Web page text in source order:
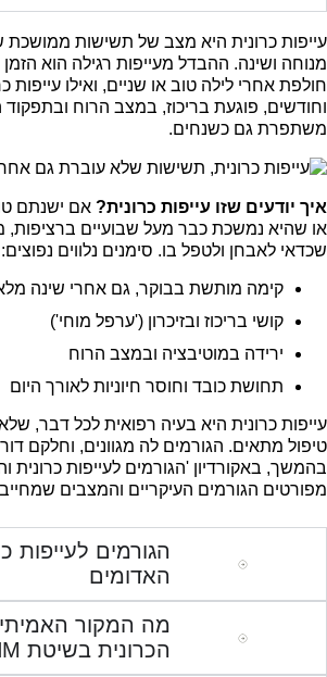
עייפות כרונית היא מצב של תשישות ממושכת
מנוחה ושינה. ההבדל מעייפות רגילה הוא הזמן
חולפת אחרי לילה טוב או שניים, ואילו
וחודשים, פוגעת בריכוז, במצב הרוח ובתפקוד
משתפרת גם כשנחים.
איך יודעים שזו עייפות כרונית? אם ישנתם
או שהיא נמשכת כבר מעל שבועיים
שכדאי לאבחן ולטפל בו. סימנים נלווים נפוצים:
קימה מותשת בבוקר, גם אחרי שינה
קושי בריכוז ובזיכרון ('ערפל מוחי')
ירידה במוטיבציה ובמצב הרוח
תחושת כובד וחוסר חיוניות לאורך היום
עייפות כרונית היא בעיה רפואית לכל דבר,
טיפול מתאים. הגורמים לה מגוונים, וחלקם
בהמשך, באקורדיון 'הגורמים לעייפות כרונית
מפורטים הגורמים העיקריים והמצבים
הגורמים לעייפות
האדומים
מה המקור
הכרונית בשיטת MDHM